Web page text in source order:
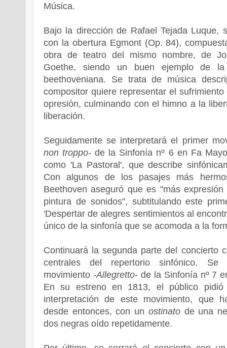
Música.
Bajo la dirección de Rafael Tejada Luque,
con la obertura Egmont (Op. 84),
obra de teatro del mismo nombre, de
Goethe, siendo un buen ejemplo de la
beethoveniana. Se trata de música
compositor quiere representar el
opresión, culminando con el himno a la
liberación.
Seguidamente se interpretará el primer
non troppo- de la Sinfonía nº 6 en Fa
como 'La Pastoral', que describe
Con algunos de los pasajes más
Beethoven aseguró que es "más
pintura de sonidos", subtitulando este
'Despertar de alegres sentimientos al
único de la sinfonía que se acomoda a la
Continuará la segunda parte del concierto
centrales del repertorio sinfónico. Se
movimiento -Allegretto-de la Sinfonía nº 7
En su estreno en 1813, el público
interpretación de este movimiento, que
desde entonces, con un ostinatode una
dos negras oído repetidamente.